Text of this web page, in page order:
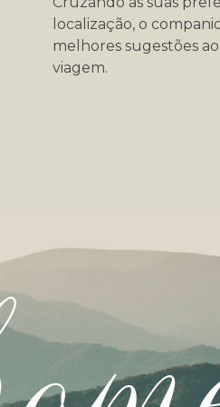
localização, o
melhores sugestões
viagem.